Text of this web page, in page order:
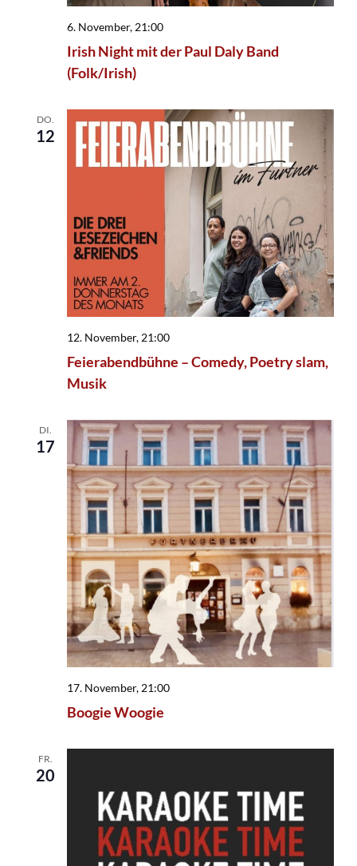
Irish Night mit der Paul Daly Band
(Folk/Irish)
6. November, 21:00
DO.
12
Feierabendbühne – Comedy, Poetry slam,
Musik
12. November, 21:00
DI.
17
Boogie Woogie
17. November, 21:00
FR.
20